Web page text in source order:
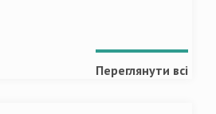
Переглянути всі